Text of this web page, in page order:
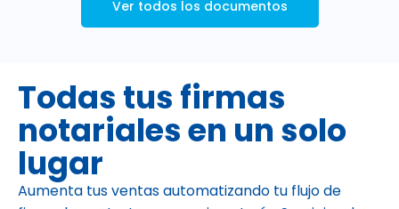
Ver todos los documentos
Todas tus firmas
notariales en un solo
lugar
Aumenta tus ventas automatizando tu flujo de